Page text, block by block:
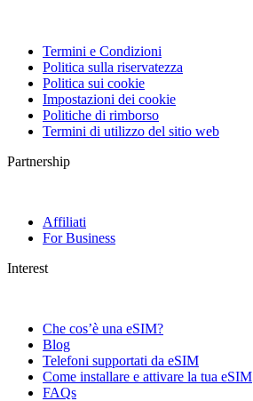
Termini e Condizioni
Politica sulla riservatezza
Politica sui cookie
Impostazioni dei cookie
Politiche di rimborso
Termini di utilizzo del sitio web
Partnership
Affiliati
For Business
Interest
Che cos’è una eSIM?
Blog
Telefoni supportati da eSIM
Come installare e attivare la tua eSIM
FAQs